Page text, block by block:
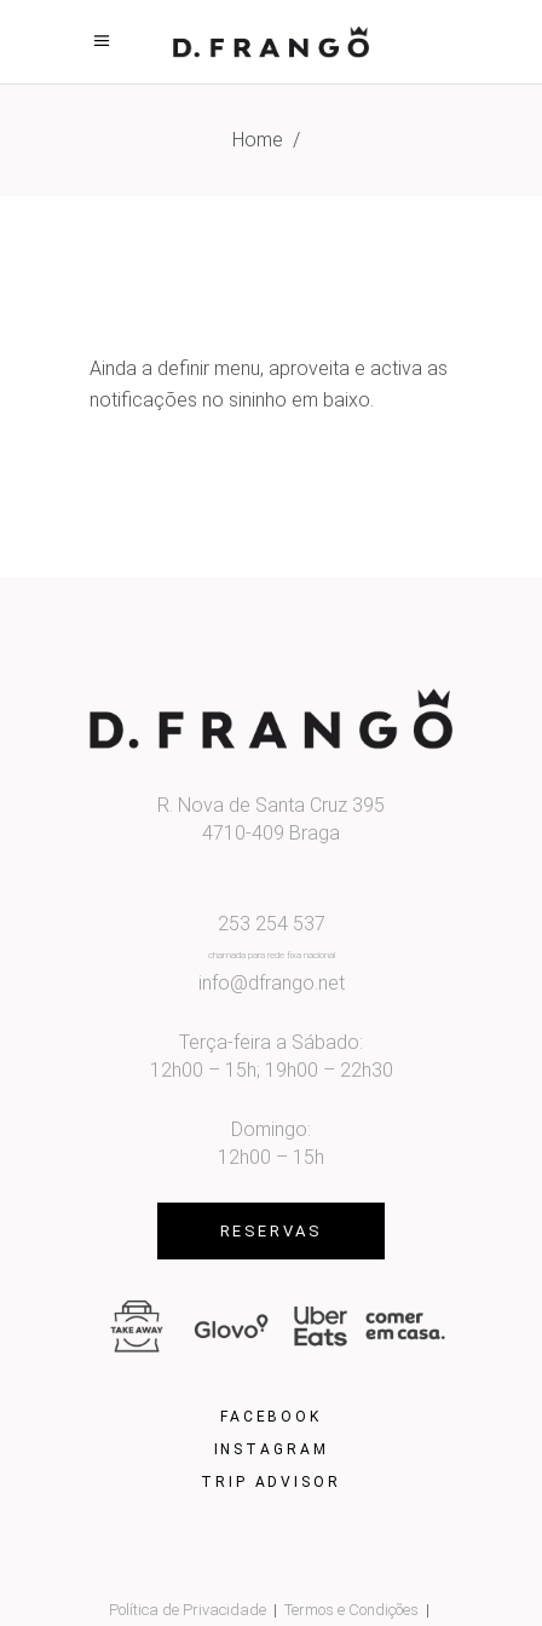
Home /
Ainda a definir menu, aproveita e activa as
notificações no sininho em baixo.
R. Nova de Santa Cruz 395
4710-409 Braga
253 254 537
chamada para rede fixa nacional
info@dfrango.net
Terça-feira a Sábado:
12h00 – 15h; 19h00 – 22h30
Domingo:
12h00 – 15h
RESERVAS
FACEBOOK
INSTAGRAM
TRIP ADVISOR
Política de Privacidade Termos e Condições